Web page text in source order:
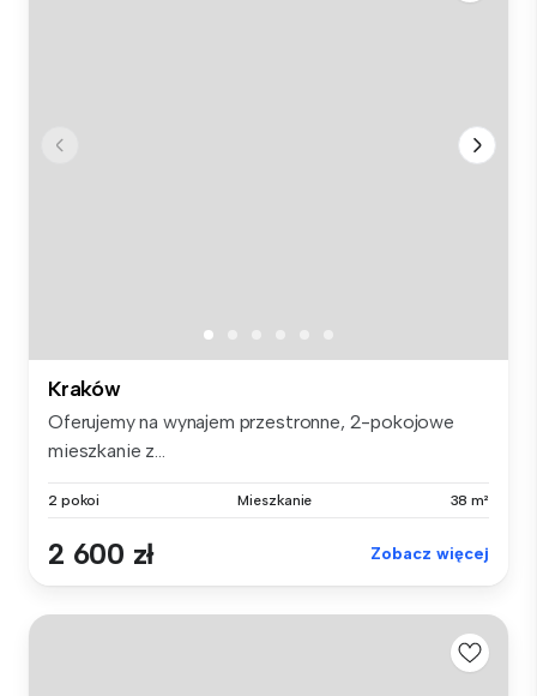
Kraków
Oferujemy na wynajem przestronne, 2-pokojowe
mieszkanie z...
2 pokoi Mieszkanie 38 m²
2 600 zł Zobacz więcej